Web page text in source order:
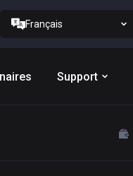
Français
Support